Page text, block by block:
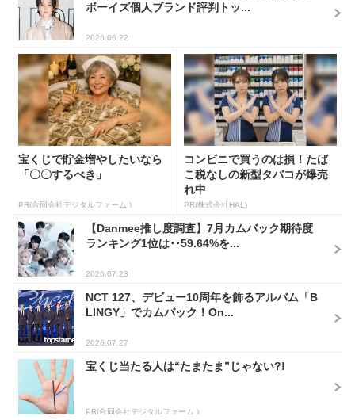
ボーイズ個人ブランド評判トッ...
2026.06.22
宝くじで貯金増やしたいなら
「〇〇するべき」
PR(合同会社デジタルファーム )
コンビニで買うのは損！たば
こ税なしの新型タバコが爆売
れ中
PR(株式会社HAL)
【Danmee推し度調査】7月カムバック期待度
ランキング1位は･･59.64%を...
2026.07.23
NCT 127、デビュー10周年を飾るアルバム「B
LINGY」でカムバック！On...
2026.07.27
宝くじ当たる人は“たまたま”じゃない?!
PR(合同会社デジタルファーム )